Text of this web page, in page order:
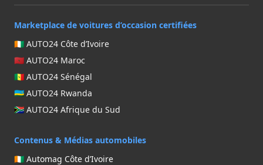
Marketplace de voitures d’occasion certifiées
🇨🇮 AUTO24 Côte d’Ivoire
🇲🇦 AUTO24 Maroc
🇸🇳 AUTO24 Sénégal
🇷🇼 AUTO24 Rwanda
🇿🇦 AUTO24 Afrique du Sud
Contenus & Médias automobiles
🇨🇮 Automag Côte d’Ivoire